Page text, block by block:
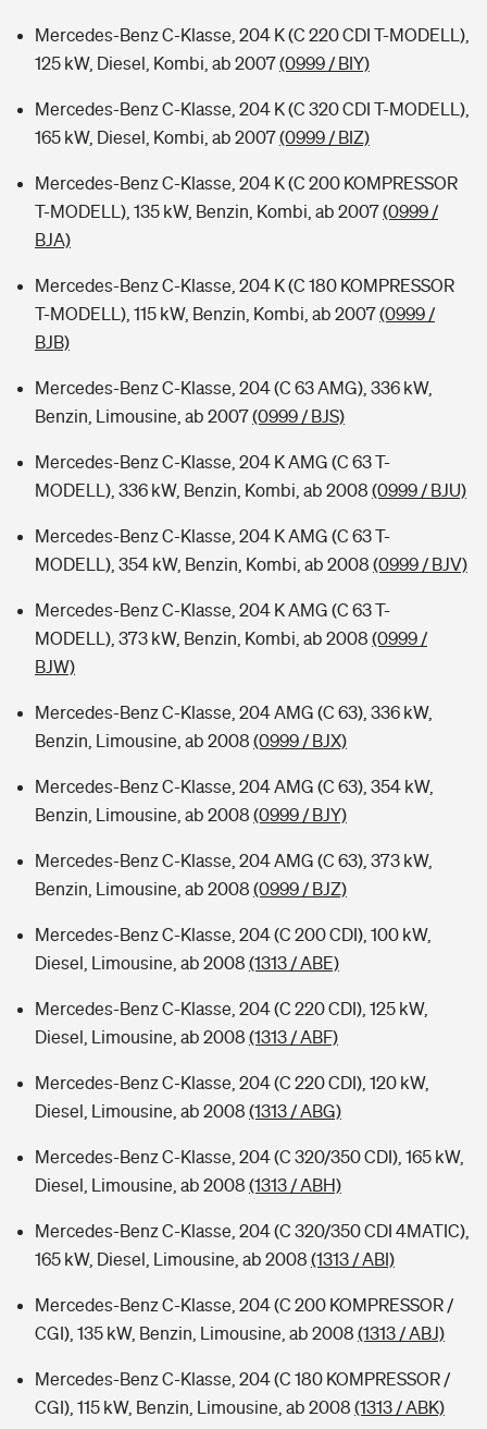
Mercedes-Benz C-Klasse, 204 K (C 220 CDI T-MODELL),
125 kW, Diesel, Kombi, ab 2007(0999 / BIY)
Mercedes-Benz C-Klasse, 204 K (C 320 CDI T-MODELL),
165 kW, Diesel, Kombi, ab 2007(0999 / BIZ)
Mercedes-Benz C-Klasse, 204 K (C 200 KOMPRESSOR
T-MODELL), 135 kW, Benzin, Kombi, ab 2007(0999 /
BJA)
Mercedes-Benz C-Klasse, 204 K (C 180 KOMPRESSOR
T-MODELL), 115 kW, Benzin, Kombi, ab 2007(0999 /
BJB)
Mercedes-Benz C-Klasse, 204 (C 63 AMG), 336 kW,
Benzin, Limousine, ab 2007(0999 / BJS)
Mercedes-Benz C-Klasse, 204 K AMG (C 63 T-
MODELL), 336 kW, Benzin, Kombi, ab 2008 (0999 / BJU)
Mercedes-Benz C-Klasse, 204 K AMG (C 63 T-
MODELL), 354 kW, Benzin, Kombi, ab 2008 (0999 / BJV)
Mercedes-Benz C-Klasse, 204 K AMG (C 63 T-
MODELL), 373 kW, Benzin, Kombi, ab 2008 (0999 /
BJW)
Mercedes-Benz C-Klasse, 204 AMG (C 63), 336 kW,
Benzin, Limousine, ab 2008 (0999 / BJX)
Mercedes-Benz C-Klasse, 204 AMG (C 63), 354 kW,
Benzin, Limousine, ab 2008 (0999 / BJY)
Mercedes-Benz C-Klasse, 204 AMG (C 63), 373 kW,
Benzin, Limousine, ab 2008 (0999 / BJZ)
Mercedes-Benz C-Klasse, 204 (C 200 CDI), 100 kW,
Diesel, Limousine, ab 2008 (1313 / ABE)
Mercedes-Benz C-Klasse, 204 (C 220 CDI), 125 kW,
Diesel, Limousine, ab 2008 (1313 / ABF)
Mercedes-Benz C-Klasse, 204 (C 220 CDI), 120 kW,
Diesel, Limousine, ab 2008 (1313 / ABG)
Mercedes-Benz C-Klasse, 204 (C 320/350 CDI), 165 kW,
Diesel, Limousine, ab 2008 (1313 / ABH)
Mercedes-Benz C-Klasse, 204 (C 320/350 CDI 4MATIC),
165 kW, Diesel, Limousine, ab 2008 (1313 / ABI)
Mercedes-Benz C-Klasse, 204 (C 200 KOMPRESSOR /
CGI), 135 kW, Benzin, Limousine, ab 2008 (1313 / ABJ)
Mercedes-Benz C-Klasse, 204 (C 180 KOMPRESSOR /
CGI), 115 kW, Benzin, Limousine, ab 2008 (1313 / ABK)